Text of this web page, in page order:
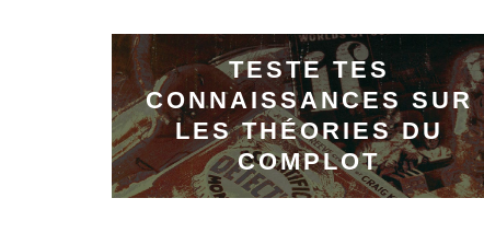
TESTE TES
CONNAISSANCES SUR
LES THÉORIES DU
COMPLOT